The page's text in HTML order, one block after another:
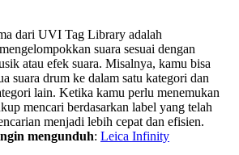
dari UVI Tag Library adalah
suara sesuai dengan
atau efek suara. Misalnya, kamu bisa
suara drum ke dalam satu kategori dan
lain. Ketika kamu perlu menemukan
mencari berdasarkan label yang telah
menjadi lebih cepat dan efisien.
mengunduh: Leica Infinity